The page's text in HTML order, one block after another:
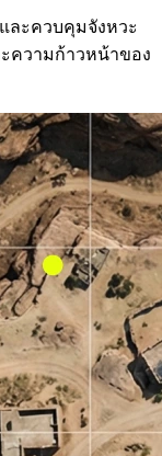
ละควบคุมจังหวะ
ความก้าวหน้าของ